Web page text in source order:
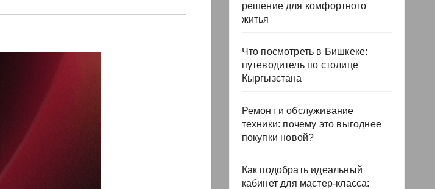
решение для комфортного
житья
Что посмотреть в Бишкеке:
путеводитель по столице
Кыргызстана
Ремонт и обслуживание
техники: почему это выгоднее
покупки новой?
Как подобрать идеальный
кабинет для мастер-класса: